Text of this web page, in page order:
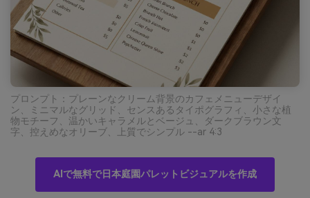
プロンプト：プレーンなクリーム背景のカフェメニューデザイ
ン、ミニマルなグリッド、センスあるタイポグラフィ、小さな植
物モチーフ、温かいキャラメルとベージュ、ダークブラウン文
字、控えめなオリーブ、上質でシンプル --ar 4:3
AIで無料で日本庭園パレットビジュアルを作成